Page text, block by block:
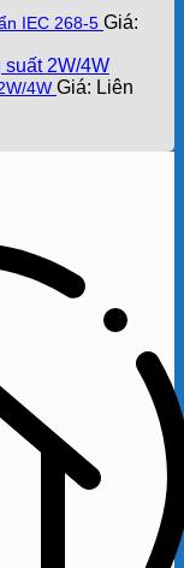
IEC 268-5 Giá:
4W Giá: Liên